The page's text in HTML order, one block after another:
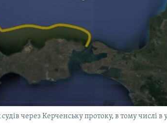
через Керченську протоку, в тому числі в